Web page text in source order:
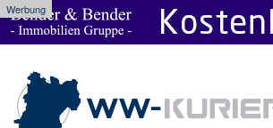
Werbung